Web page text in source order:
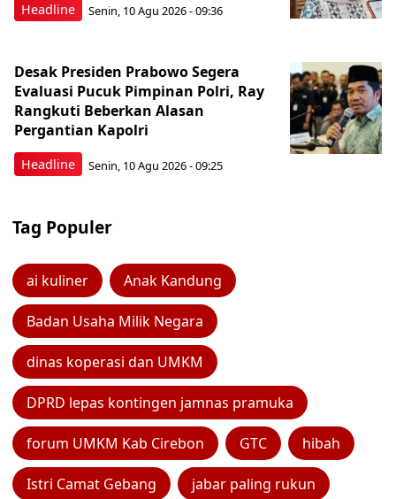
Headline Senin, 10 Agu 2026 - 09:36
Headline
Desak Presiden Prabowo Segera
Evaluasi Pucuk Pimpinan Polri, Ray
Rangkuti Beberkan Alasan
Pergantian Kapolri
Senin, 10 Agu 2026 - 09:25
Tag Populer
ai kuliner Anak Kandung
Badan Usaha Milik Negara
dinas koperasi dan UMKM
DPRD lepas kontingen jamnas pramuka
forum UMKM Kab Cirebon GTC hibah
Istri Camat Gebang jabar paling rukun